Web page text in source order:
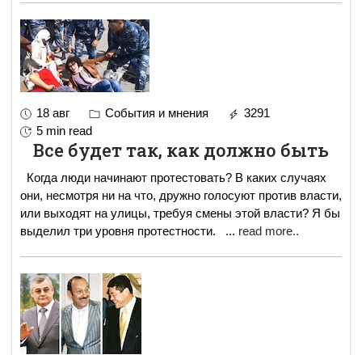
18 авг События и мнения
3291
5 min read
Все будет так, как должно быть
Когда люди начинают протестовать? В каких случаях
они, несмотря ни на что, дружно голосуют против власти,
или выходят на улицы, требуя смены этой власти? Я бы
выделил три уровня протестности. ... read more..